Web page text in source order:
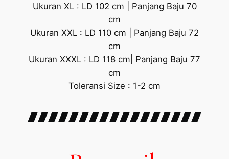
Ukuran XL : LD 102 cm | Panjang Baju 70
cm
Ukuran XXL : LD 110 cm | Panjang Baju 72
cm
Ukuran XXXL : LD 118 cm| Panjang Baju 77
cm
Toleransi Size : 1-2 cm